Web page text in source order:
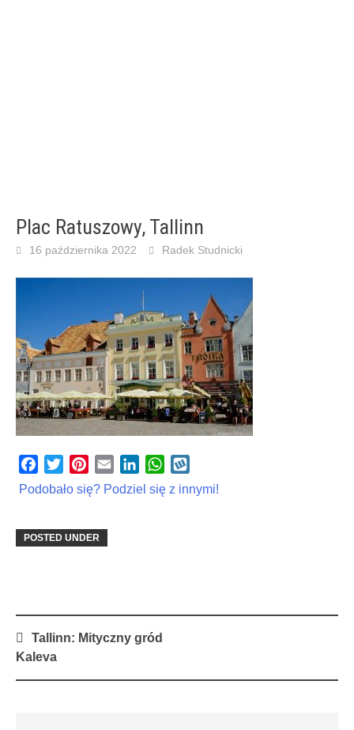
Plac Ratuszowy, Tallinn
16 października 2022 Radek Studnicki
Facebook
TwitterPinterest
Email LinkedInWhatsApp
Podobało się? Podziel się z innymi!
POSTED UNDER
Post
navigation
Tallinn: Mityczny gród
Kaleva